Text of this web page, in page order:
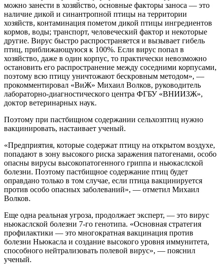
можно занести в хозяйство, основные факторы заноса — это
наличие дикой и синантропной птицы на территории
хозяйств, контаминация пометом дикой птицы ингредиентов
кормов, воды; транспорт, человеческий фактор и некоторые
другие. Вирус быстро распространяется и вызывает гибель
птиц, приближающуюся к 100%. Если вирус попал в
хозяйство, даже в один корпус, то практически невозможно
остановить его распространение между соседними корпусами,
поэтому всю птицу уничтожают бескровным методом», —
прокомментировал «ВиЖ» Михаил Волков, руководитель
лабораторно-диагностического центра ФГБУ «ВНИИЗЖ»,
доктор ветеринарных наук.
Поэтому при пастбищном содержании сельхозптиц нужно
вакцинировать, настаивает ученый.
«Предприятия, которые содержат птицу на открытом воздухе,
попадают в зону высокого риска заражения патогенами, особо
опасны вирусы высокопатогенного гриппа и ньюкаслской
болезни. Поэтому пастбищное содержание птиц будет
оправдано только в том случае, если птица вакцинируется
против особо опасных заболеваний», — отметил Михаил
Волков.
Еще одна реальная угроза, продолжает эксперт, — это вирус
ньюкаслской болезни 7-го генотипа. «Основная стратегия
профилактики — это многократная вакцинация против
болезни Ньюкасла и создание высокого уровня иммунитета,
способного нейтрализовать полевой вирус», — пояснил
ученый.